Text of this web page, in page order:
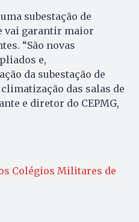
subestação de
vai garantir maior
“São novas
e,
da subestação de
das salas de
e diretor do CEPMG,
Colégios Militares de